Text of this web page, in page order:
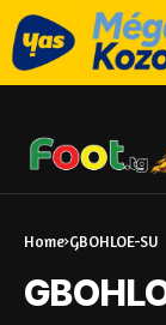
Home GBOHLOE-SU